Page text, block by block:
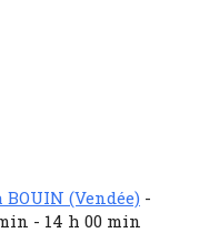
BOUIN (Vendée) -
- 14 h 00 min